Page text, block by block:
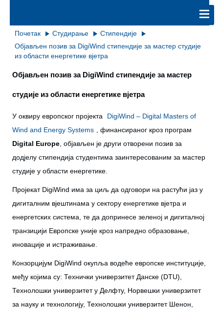
Почетак Студирање
Стипендије
Објављен позив за DigiWind стипендије за мастер студије
из области енергетике вјетра
Објављен позив за DigiWind стипендије за мастер
студије из области енергетике вјетра
У оквиру европског пројекта
DigiWind – Digital Masters of
Wind and Energy Systems
, финансираног кроз програм
Digital Europe , објављен је други отворени позив за
додјелу стипендија студентима заинтересованим за мастер
студије у области енергетике.
Пројекат DigiWind има за циљ да одговори на растући јаз у
дигиталним вјештинама у сектору енергетике вјетра и
енергетских система, те да допринесе зеленој и дигиталној
транзицији Европске уније кроз напредно образовање,
иновације и истраживање.
Конзорцијум DigiWind окупља водеће европске институције,
међу којима су: Технички универзитет Данске (DTU),
Технолошки универзитет у Делфту, Норвешки универзитет
за науку и технологију, Технолошки универзитет Шенон,